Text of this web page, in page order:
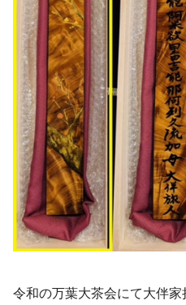
令和の万葉大茶会にて大伴